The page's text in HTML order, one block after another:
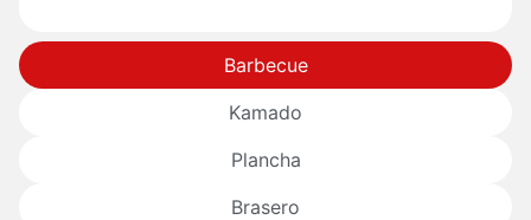
Barbecue
Kamado
Plancha
Brasero